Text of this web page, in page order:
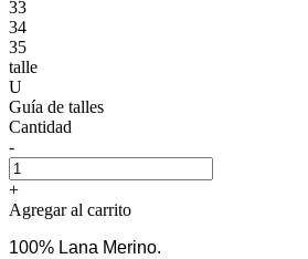
33
34
35
talle
U
Guía de talles
Cantidad
-
+
Agregar al carrito
100% Lana Merino.